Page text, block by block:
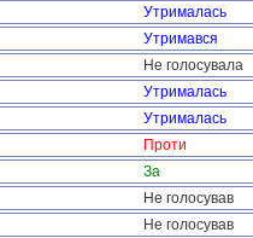
Утрималась
Утримався
Не голосувала
Утрималась
Утрималась
Проти
За
Не голосував
Не голосував